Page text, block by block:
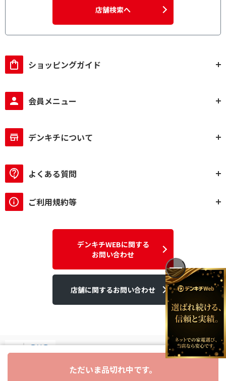
ただいま品切れ中です。
店舗検索へ
ショッピングガイド
会員メニュー
デンキチについて
よくある質問
ご利用規約等
デンキチWEBに関する
お問い合わせ
店舗に関するお問い合わせ
デンキチはGMOグローバルサイン発行のSSL電子証明書を使用して